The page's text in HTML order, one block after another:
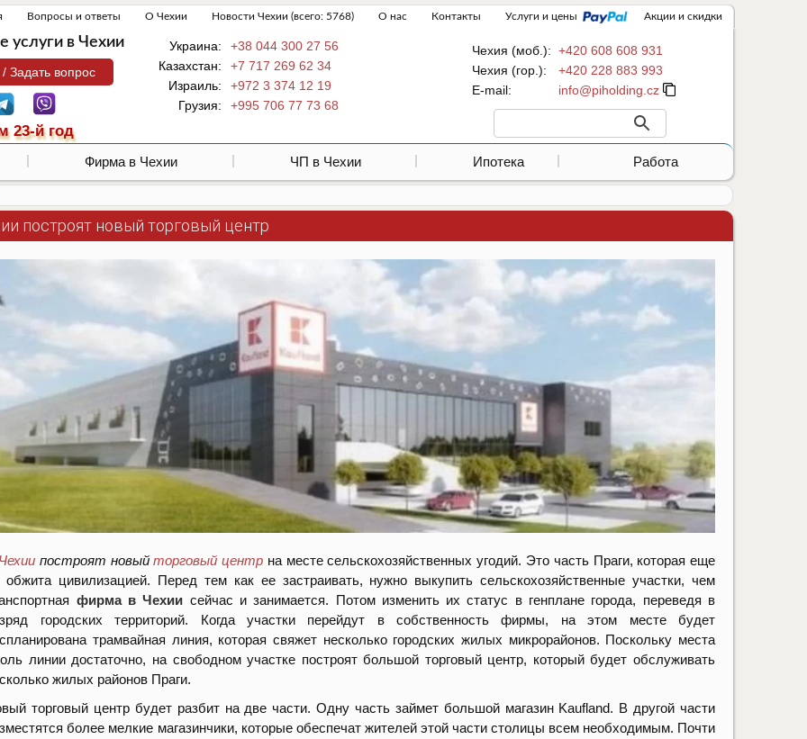
Вопросы и ответы О Чехии Новости Чехии (всего: 5768) О нас Контакты Услуги и цены Акции и скидки
Задать вопрос
23-й год
услуги в Чехии Чехия (моб.): +420 608 608 931
Чехия (гор.):
+420 228 883 993
Е-mail:
Украина:
+38 044 300 27 56
Казахстан:
+7 717 269 62 34
Израиль:
+972 3 374 12 19
Грузия:
+995 706 77 73 68
Фирма в Чехии ЧП в Чехии Ипотека Работа
построят новый торговый центр
построят новыйторговый центр на месте сельскохозяйственных угодий. Это часть Праги, которая еще
обжита цивилизацией. Перед тем как ее застраивать, нужно выкупить сельскохозяйственные участки, чем
фирма в Чехии сейчас и занимается. Потом изменить их статус в генплане города, переведя в
городских территорий. Когда участки перейдут в собственность фирмы, на этом месте будет
трамвайная линия, которая свяжет несколько городских жилых микрорайонов. Поскольку места
линии достаточно, на свободном участке построят большой торговый центр, который будет обслуживать
жилых районов Праги.
торговый центр будет разбит на две части. Одну часть займет большой магазин Kaufland. В другой части
более мелкие магазинчики, которые обеспечат жителей этой части столицы всем необходимым. Почти